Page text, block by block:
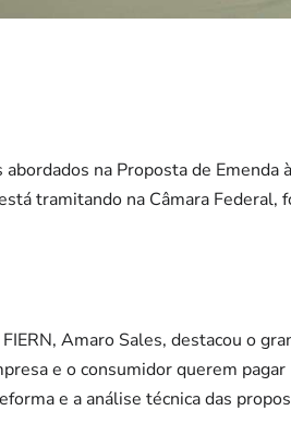
abordados na Proposta de
tramitando na Câmara
Amaro Sales, destacou o
e o consumidor querem
e a análise técnica das